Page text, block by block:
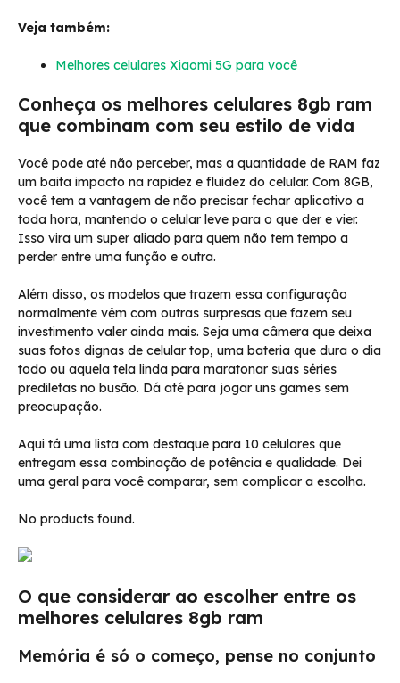
Veja também:
Melhores celulares Xiaomi 5G para você
Conheça os melhores celulares 8gb ram
que combinam com seu estilo de vida
Você pode até não perceber, mas a quantidade de RAM faz
um baita impacto na rapidez e fluidez do celular. Com 8GB,
você tem a vantagem de não precisar fechar aplicativo a
toda hora, mantendo o celular leve para o que der e vier.
Isso vira um super aliado para quem não tem tempo a
perder entre uma função e outra.
Além disso, os modelos que trazem essa configuração
normalmente vêm com outras surpresas que fazem seu
investimento valer ainda mais. Seja uma câmera que deixa
suas fotos dignas de celular top, uma bateria que dura o dia
todo ou aquela tela linda para maratonar suas séries
prediletas no busão. Dá até para jogar uns games sem
preocupação.
Aqui tá uma lista com destaque para 10 celulares que
entregam essa combinação de potência e qualidade. Dei
uma geral para você comparar, sem complicar a escolha.
No products found.
O que considerar ao escolher entre os
melhores celulares 8gb ram
Memória é só o começo, pense no conjunto